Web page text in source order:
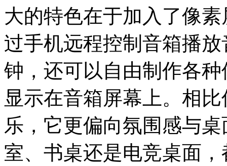
大的特色在于加入了像
过手机远程控制音箱播
钟，还可以自由制作各
显示在音箱屏幕上。相
乐，它更偏向氛围感与
室、书桌还是电竞桌面